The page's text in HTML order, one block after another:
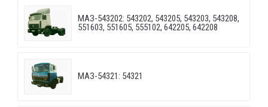
МАЗ-543202: 543202, 543205, 543203, 543208,
551603, 551605, 555102, 642205, 642208
МАЗ-54321: 54321